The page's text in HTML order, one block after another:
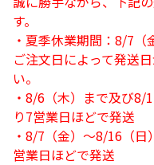
す。
・夏季休業期間：8/7（
ご注文日によって発送
い。
・8/6（木）まで及び8/
り7営業日ほどで発送
・8/7（金）～8/16（
営業日ほどで発送